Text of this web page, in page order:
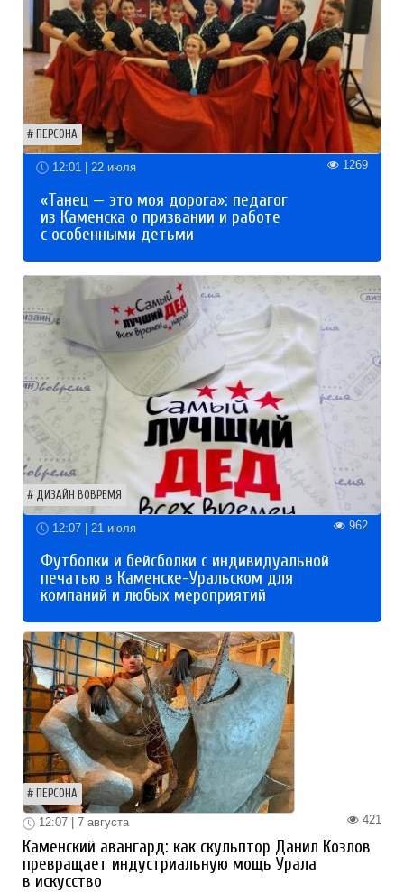
ПЕРСОНА
12:01 | 22 июля 1269
«Танец — это моя дорога»: педагог
из Каменска о призвании и работе
с особенными детьми
ДИЗАЙН ВОВРЕМЯ
12:07 | 21 июля 962
Футболки и бейсболки с индивидуальной
печатью в Каменске-Уральском для
компаний и любых мероприятий
ПЕРСОНА
421
12:07 | 7 августа
Каменский авангард: как скульптор Данил Козлов
превращает индустриальную мощь Урала
в искусство